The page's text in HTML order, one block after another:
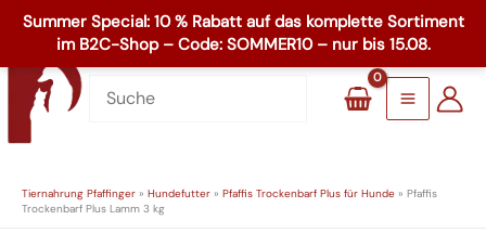
Zum
Inhalt
springen
☏+49 8503 1795
Main
Menu
Tiernahrung Pfaffinger » Hundefutter » Pfaffis Trockenbarf Plus für Hunde » Pfaffis
Trockenbarf Plus Lamm 3 kg